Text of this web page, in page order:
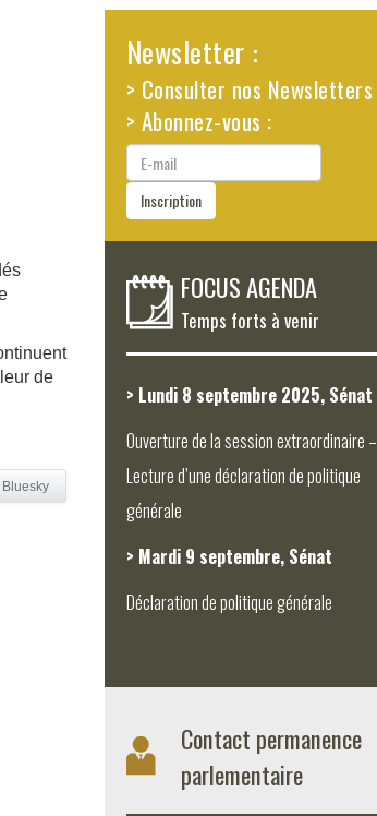
de
Bluesky
Newsletter :
> Consulter nos Newsletters
> Abonnez-vous :
E-
mail
Inscription
FOCUS AGENDA
Temps forts à venir
> Lundi 8 septembre 2025, Sénat
Ouverture de la session extraordinaire –
Lecture d’une déclaration de politique
générale
> Mardi 9 septembre, Sénat
Déclaration de politique générale
Contact permanence
parlementaire